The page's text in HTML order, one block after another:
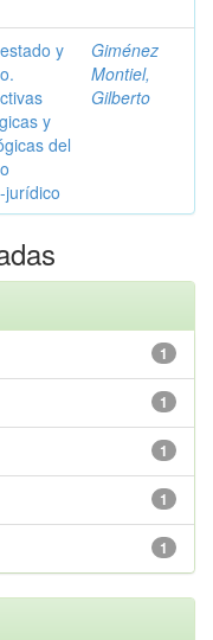
y
y
del
jurídico
Giménez
Montiel,
Gilberto
1
1
1
1
1